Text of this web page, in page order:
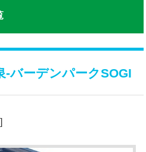
-バーデンパークSOGI
]